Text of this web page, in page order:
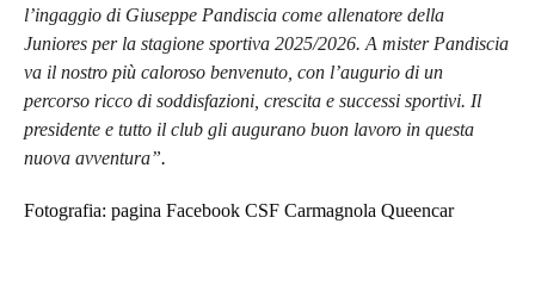
l’ingaggio di Giuseppe Pandiscia come allenatore della
Juniores per la stagione sportiva 2025/2026. A mister Pandiscia
va il nostro più caloroso benvenuto, con l’augurio di un
percorso ricco di soddisfazioni, crescita e successi sportivi. Il
presidente e tutto il club gli augurano buon lavoro in questa
nuova avventura”.
Fotografia: pagina Facebook CSF Carmagnola Queencar